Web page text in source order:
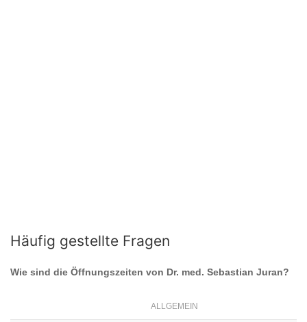
Häufig gestellte Fragen
Wie sind die Öffnungszeiten von Dr. med. Sebastian Juran?
ALLGEMEIN